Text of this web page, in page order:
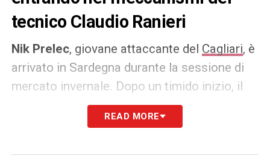
tecnico Claudio Ranieri
Nik Prelec, giovane attaccante del Cagliari, è
arrivato in Sardegna durante la sessione di
mercato invernale. Dopo un timido inizio, il
giocatore sta ora entrando neimeccanismi
Claudio Ranieri.
Negli ultimi
READ MORE